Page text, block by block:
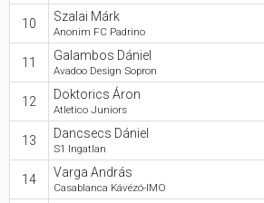
10 Szalai Márk
Anonim FC Padrino
11 Galambos Dániel
Avadoo Design Sopron
12 Doktorics Áron
Atletico Juniors
13 Dancsecs Dániel
S1 Ingatlan
14 Varga András
Casablanca Kávézó-IMO